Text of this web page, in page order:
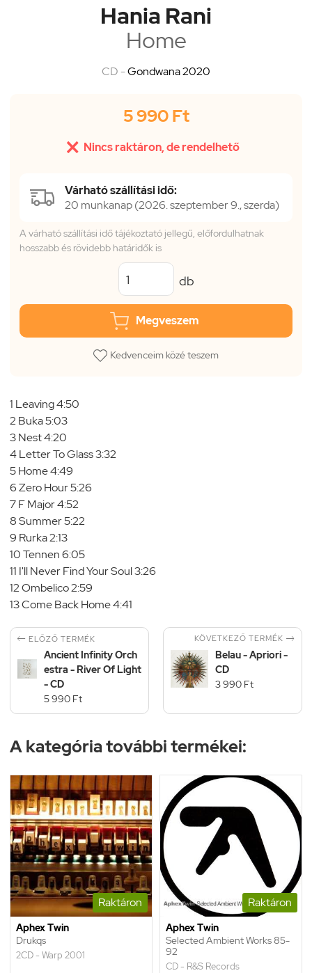
Hania Rani
Home
CD -Gondwana 2020
5 990 Ft
 Nincs raktáron, de rendelhető
Várható szállítási idő:
20 munkanap (2026. szeptember 9., szerda)
A várható szállítási idő tájékoztató jellegű, előfordulhatnak
hosszabb és rövidebb határidők is
db
Megveszem
Kedvenceim közé teszem
1 Leaving 4:50
2 Buka 5:03
3 Nest 4:20
4 Letter To Glass 3:32
5 Home 4:49
6 Zero Hour 5:26
7 F Major 4:52
8 Summer 5:22
9 Rurka 2:13
10 Tennen 6:05
11 I'll Never Find Your Soul 3:26
12 Ombelico 2:59
13 Come Back Home 4:41
 ELŐZŐ TERMÉK
Ancient Infinity Orch
estra - River Of Light
- CD
5 990 Ft
KÖVETKEZŐ TERMÉK 
Belau - Apriori -
CD
3 990 Ft
A kategória további termékei:
Raktáron
Aphex Twin
Drukqs
2CD - Warp 2001
Raktáron
Aphex Twin
Selected Ambient Works 85-
92
CD - R&S Records